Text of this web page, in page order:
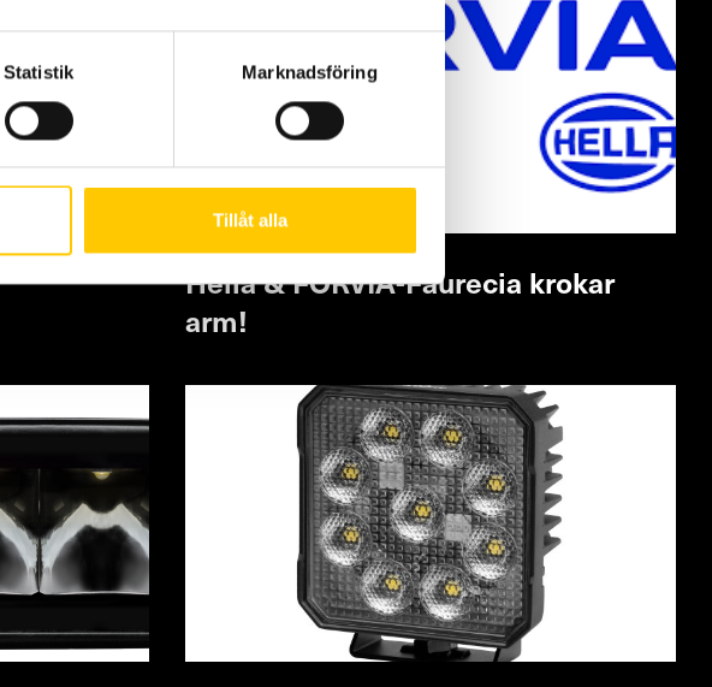
Statistik Marknadsföring
Tillåt alla
Hella & FORVIA-Faurecia krokar
arm!